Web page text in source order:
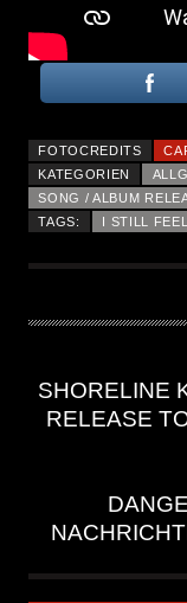
FOTOCREDITS
KATEGORIEN
SONG / ALBUM
TAGS:
I STILL FEEL
SHORELINE
ELEASE